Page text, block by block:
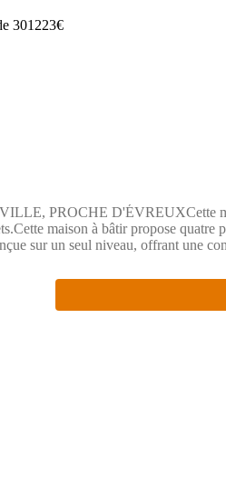
PROCHE D'ÉVREUXCette
maison à bâtir propose
sur un seul niveau, offrant une
plusieurs nationales (N13, N154,
commerces sont également
n'hésitez pas à contacter